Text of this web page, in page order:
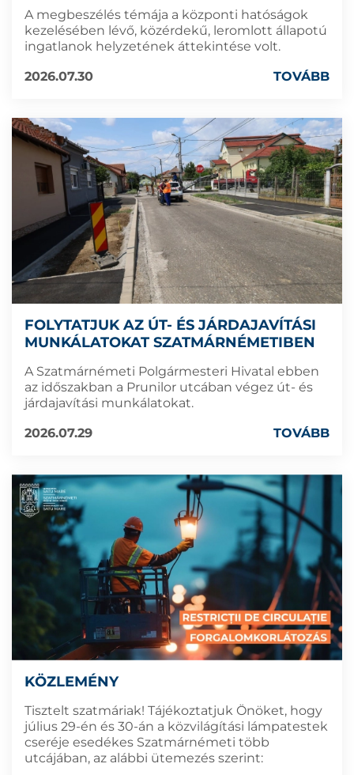
A megbeszélés témája a központi hatóságok
kezelésében lévő, közérdekű, leromlott állapotú
ingatlanok helyzetének áttekintése volt.
2026.07.30
TOVÁBB
FOLYTATJUK AZ ÚT- ÉS JÁRDAJAVÍTÁSI
MUNKÁLATOKAT SZATMÁRNÉMETIBEN
A Szatmárnémeti Polgármesteri Hivatal ebben
az időszakban a Prunilor utcában végez út- és
járdajavítási munkálatokat.
2026.07.29
TOVÁBB
KÖZLEMÉNY
Tisztelt szatmáriak! Tájékoztatjuk Önöket, hogy
július 29-én és 30-án a közvilágítási lámpatestek
cseréje esedékes Szatmárnémeti több
utcájában, az alábbi ütemezés szerint: